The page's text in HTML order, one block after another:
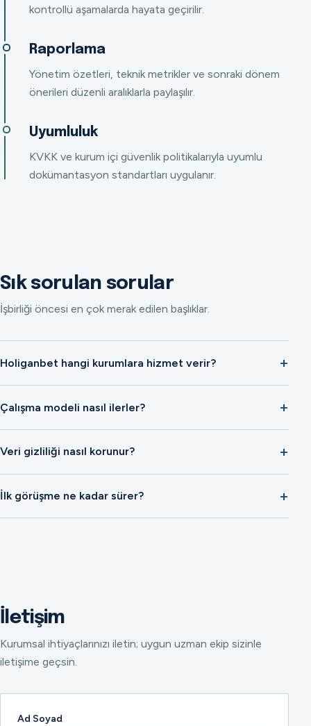
kontrollü aşamalarda hayata geçirilir.
Raporlama
Yönetim özetleri, teknik metrikler ve sonraki dönem
önerileri düzenli aralıklarla paylaşılır.
Uyumluluk
KVKK ve kurum içi güvenlik politikalarıyla uyumlu
dokümantasyon standartları uygulanır.
Sık sorulan sorular
İşbirliği öncesi en çok merak edilen başlıklar.
Holiganbet hangi kurumlara hizmet verir?
Çalışma modeli nasıl ilerler?
Veri gizliliği nasıl korunur?
İlk görüşme ne kadar sürer?
İletişim
Kurumsal ihtiyaçlarınızı iletin; uygun uzman ekip sizinle
iletişime geçsin.
Ad Soyad